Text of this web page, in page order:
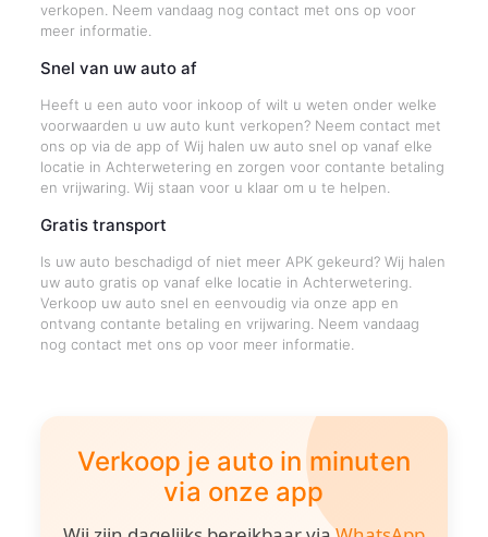
verkopen. Neem vandaag nog contact met ons op voor
meer informatie.
Snel van uw auto af
Heeft u een auto voor inkoop of wilt u weten onder welke
voorwaarden u uw auto kunt verkopen? Neem contact met
ons op via de app of Wij halen uw auto snel op vanaf elke
locatie in Achterwetering en zorgen voor contante betaling
en vrijwaring. Wij staan voor u klaar om u te helpen.
Gratis transport
Is uw auto beschadigd of niet meer APK gekeurd? Wij halen
uw auto gratis op vanaf elke locatie in Achterwetering.
Verkoop uw auto snel en eenvoudig via onze app en
ontvang contante betaling en vrijwaring. Neem vandaag
nog contact met ons op voor meer informatie.
Verkoop je auto in minuten
via onze app